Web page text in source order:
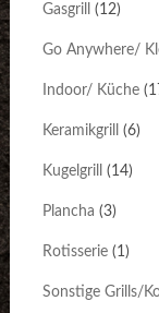
Gasgrill (12)
Go Anywhere/
Indoor/ Küche
Keramikgrill (6)
Kugelgrill (14)
Plancha (3)
Rotisserie(1)
Sonstige Grills/